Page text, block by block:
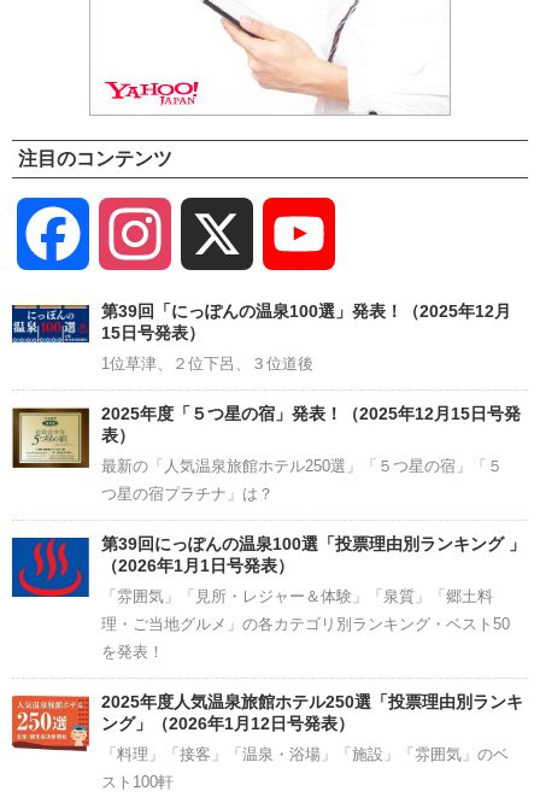
注目のコンテンツ
Facebook Instagram
Channel
第39回「にっぽんの温泉100選」発表！（2025年12月
15日号発表）
1位草津、２位下呂、３位道後
2025年度「５つ星の宿」発表！（2025年12月15日号発
表）
最新の「人気温泉旅館ホテル250選」「５つ星の宿」「５
つ星の宿プラチナ」は？
第39回にっぽんの温泉100選「投票理由別ランキング 」
（2026年1月1日号発表）
「雰囲気」「見所・レジャー＆体験」「泉質」「郷土料
理・ご当地グルメ」の各カテゴリ別ランキング・ベスト50
を発表！
2025年度人気温泉旅館ホテル250選「投票理由別ランキ
ング」（2026年1月12日号発表）
「料理」「接客」「温泉・浴場」「施設」「雰囲気」のベ
スト100軒